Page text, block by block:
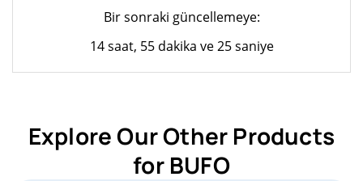
Bir sonraki güncellemeye:
14 saat, 55 dakika ve 25 saniye
Explore Our Other Products
for BUFO